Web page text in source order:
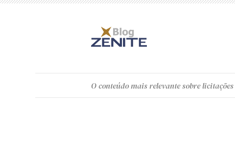
O conteúdomais relevante sobre